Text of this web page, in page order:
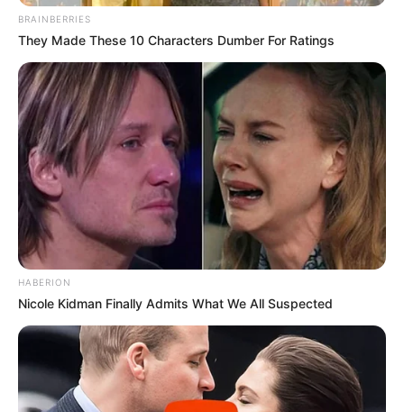
BRAINBERRIES
They Made These 10 Characters Dumber For Ratings
HABERION
Nicole Kidman Finally Admits What We All Suspected